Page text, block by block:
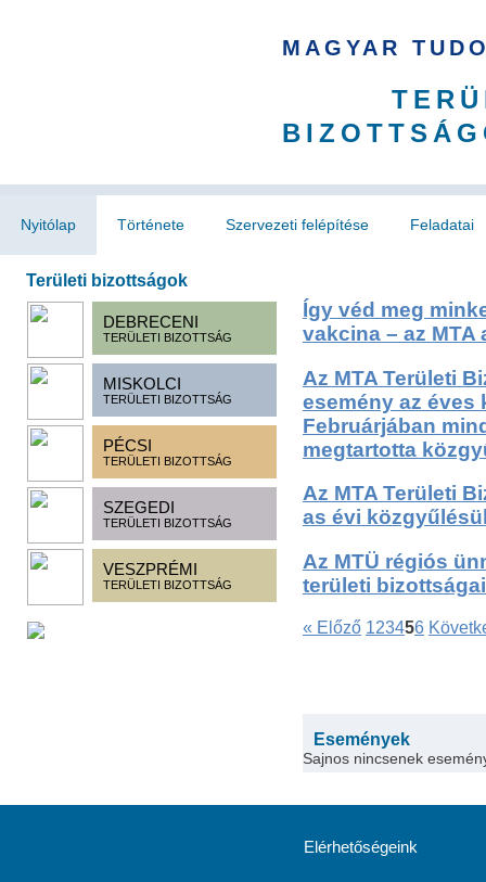
MAGYAR
Nyitólap Története Szervezeti felépítése Feladatai
Területi bizottságok
DEBRECENI
TERÜLETI BIZOTTSÁG
MISKOLCI
TERÜLETI BIZOTTSÁG
PÉCSI
TERÜLETI BIZOTTSÁG
SZEGEDI
TERÜLETI BIZOTTSÁG
VESZPRÉMI
TERÜLETI BIZOTTSÁG
Így véd meg
vakcina – az MTA
Az MTA Területi
esemény az éves
Februárjában
megtartotta
Az MTA Területi
as évi
Az MTÜ régiós
területi
« Előző 123456
Események
Sajnos nincsenek
Elérhetőségeink